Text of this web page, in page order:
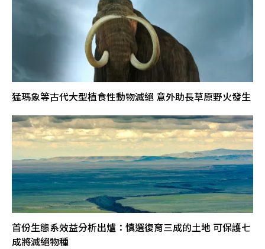
猛瑪象等古代大型植食性動物滅絕 意外助長草原野火發生
首份生態系效益分析出爐：慎選復育三成的土地 可保護七
成將滅絕物種